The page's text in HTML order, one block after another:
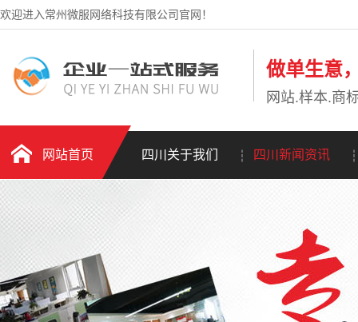
欢迎进入常州微服网络科技有限公司官网！
做单生意
网站.样本.商
网站首页 四川关于我们 四川新闻资讯